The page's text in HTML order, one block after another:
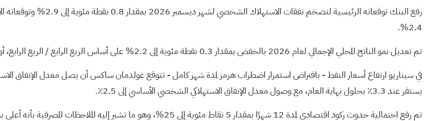
2.4%.
تم تعديل نمو الناتج المحلي الإجمالي لعام 2026 بالخفض بمقدار 0.3 نقطة مئوية إلى 2.2% على أساس الربع الرابع / الربع الرابع، أو 2.6% على أساس السنة الكاملة.
يستقر عند 3.3٪ بحلول نهاية العام، مع وصول معدل الإنفاق الاستهلاكي الشخصي الأساسي إلى 2.5٪.
تم رفع احتمالية حدوث ركود اقتصادي لمدة 12 شهرًا بمقدار 5 نقاط مئوية إلى 25%، وهو ما تشير إليه الملاحظات المصرفية بأنه أعلى بمقدار 10 نقاط مئوية من المتوسط غير المشروط طويل الأجل.